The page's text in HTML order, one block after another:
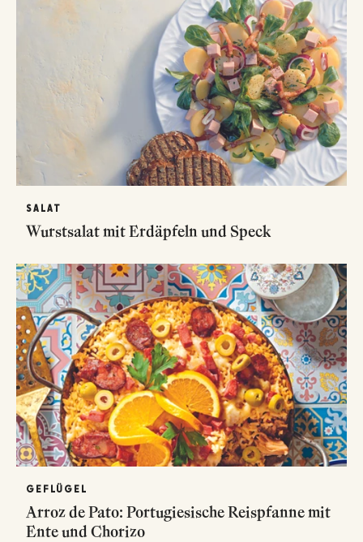
SALAT
Wurstsalat mit Erdäpfeln und Speck
GEFLÜGEL
Arroz de Pato: Portugiesische Reispfanne mit
Ente und Chorizo